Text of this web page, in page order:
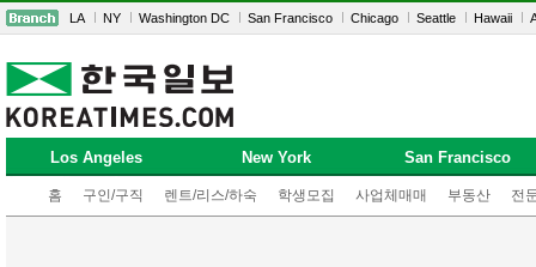
LA NY Washington DC San Francisco Chicago Seattle Hawaii
Los Angeles New York San Francisco
홈 구인/구직 렌트/리스/하숙 학생모집 사업체매매 부동산 전